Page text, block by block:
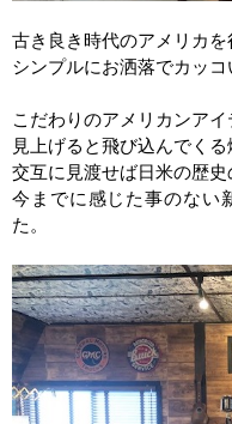
古き良き時代のアメリカ
シンプルにお洒落でカッコ
こだわりのアメリカンア
見上げると飛び込んでく
交互に見渡せば日米の歴
今までに感じた事のない
た。